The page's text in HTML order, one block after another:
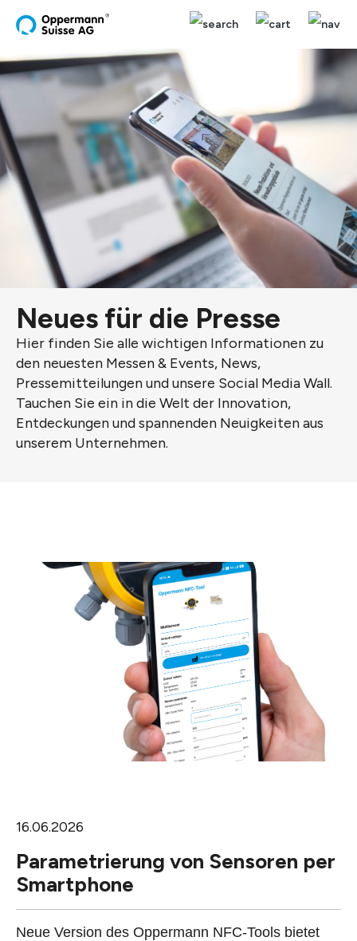
springen
Neues für die Presse
Hier finden Sie alle wichtigen Informationen zu
den neuesten Messen & Events, News,
Pressemitteilungen und unsere Social Media Wall.
Tauchen Sie ein in die Welt der Innovation,
Entdeckungen und spannenden Neuigkeiten aus
unserem Unternehmen.
16.06.2026
Parametrierung von Sensoren per
Smartphone
Neue Version des Oppermann NFC-Tools bietet